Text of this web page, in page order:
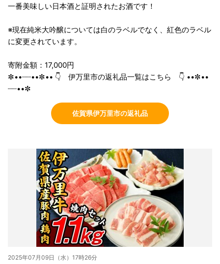
一番美味しい日本酒と証明されたお酒です！
※現在純米大吟醸については白のラベルでなく、紅色のラベル
に変更されています。
寄附金額：17,000円
✼••┈┈••✼•• 👇 伊万里市の返礼品一覧はこちら 👇 ••✼••
┈┈••✼
佐賀県伊万里市の返礼品
2025年07月09日（水）17時26分